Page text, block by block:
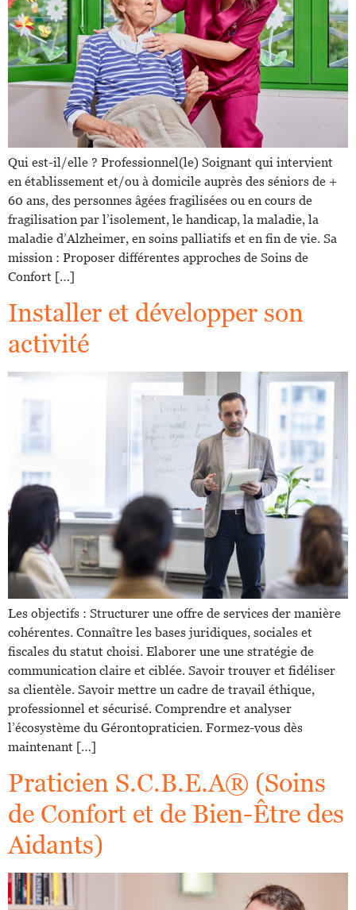
Qui est-il/elle ? Professionnel(le) Soignant qui intervient
en établissement et/ou à domicile auprès des séniors de +
60 ans, des personnes âgées fragilisées ou en cours de
fragilisation par l’isolement, le handicap, la maladie, la
maladie d’Alzheimer, en soins palliatifs et en fin de vie. Sa
mission : Proposer différentes approches de Soins de
Confort […]
Installer et développer son
activité
Les objectifs : Structurer une offre de services der manière
cohérentes. Connaître les bases juridiques, sociales et
fiscales du statut choisi. Elaborer une une stratégie de
communication claire et ciblée. Savoir trouver et fidéliser
sa clientèle. Savoir mettre un cadre de travail éthique,
professionnel et sécurisé. Comprendre et analyser
l’écosystème du Gérontopraticien. Formez-vous dès
maintenant […]
Praticien S.C.B.E.A® (Soins
de Confort et de Bien-Être des
Aidants)